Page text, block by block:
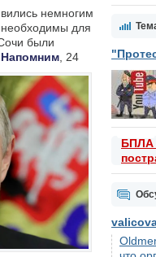
БПЛА
немногим
для
были
Напомним , 24